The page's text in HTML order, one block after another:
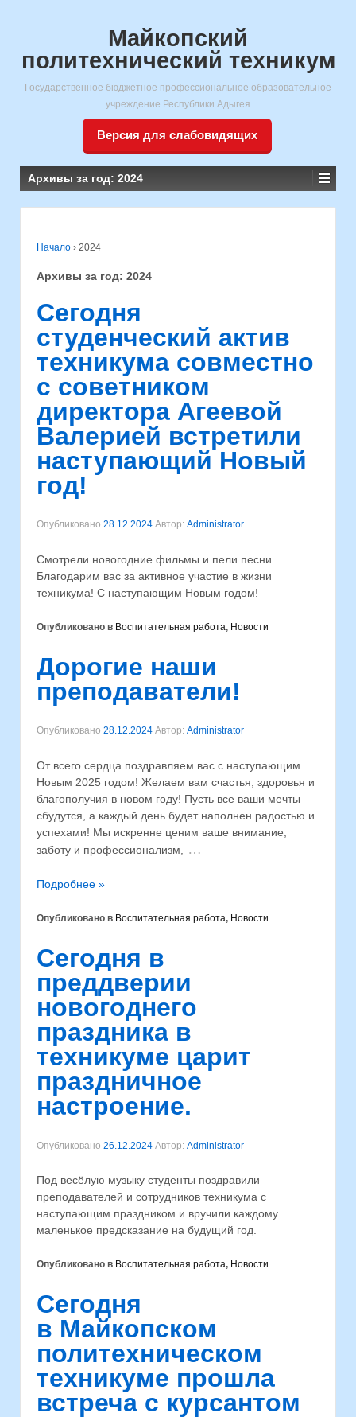
Майкопский
политехнический техникум
Государственное бюджетное профессиональное образовательное
учреждение Республики Адыгея
Версия для слабовидящих
Архивы за год: 2024
Начало › 2024
Архивы за год: 2024
Сегодня
студенческий актив
техникума совместно
с советником
директора Агеевой
Валерией встретили
наступающий Новый
год!
Опубликовано 28.12.2024 Автор: Administrator
Смотрели новогодние фильмы и пели песни.
Благодарим вас за активное участие в жизни
техникума! С наступающим Новым годом!
Опубликовано в Воспитательная работа, Новости
Дорогие наши
преподаватели!
Опубликовано 28.12.2024 Автор: Administrator
От всего сердца поздравляем вас с наступающим
Новым 2025 годом! Желаем вам счастья, здоровья и
благополучия в новом году! Пусть все ваши мечты
сбудутся, а каждый день будет наполнен радостью и
успехами! Мы искренне ценим ваше внимание,
заботу и профессионализм,
…
Подробнее »
Опубликовано в Воспитательная работа, Новости
Сегодня в
преддверии
новогоднего
праздника в
техникуме царит
праздничное
настроение.
Опубликовано 26.12.2024 Автор: Administrator
Под весёлую музыку студенты поздравили
преподавателей и сотрудников техникума с
наступающим праздником и вручили каждому
маленькое предсказание на будущий год.
Опубликовано в Воспитательная работа, Новости
Сегодня
в Майкопском
политехническом
техникуме прошла
встреча с курсантом